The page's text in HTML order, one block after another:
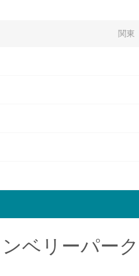
関東
ベリーパーク